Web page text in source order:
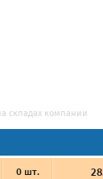
складах компании
0шт.